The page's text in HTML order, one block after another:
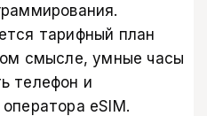
тарифный план
смысле, умные часы
телефон и
eSIM.